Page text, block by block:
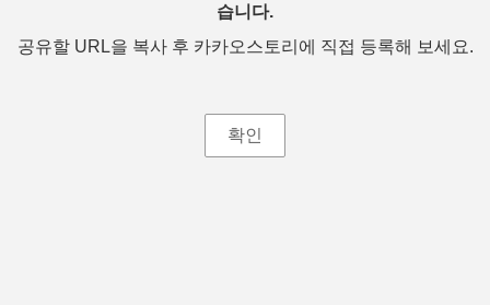
습니다.
공유할 URL을 복사 후 카카오스토리에 직접 등록해 보세요.
확인